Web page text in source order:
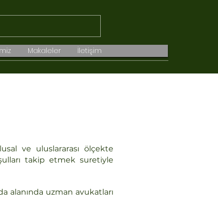
Makaleler İletişim
ve uluslararası ölçekte
takip etmek suretiyle
alanında uzman avukatları